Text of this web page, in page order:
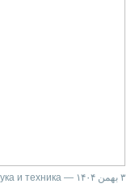
۳ بهمن ۱۴۰۴ — Наука и техника